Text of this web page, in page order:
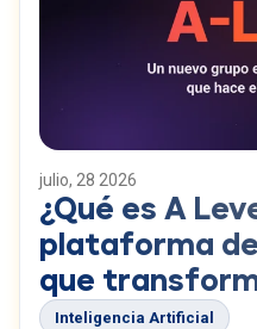
julio, 28 2026
¿Qué es A
plataforma
que
Inteligencia Artificial